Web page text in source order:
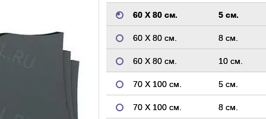
60 Х 80 см. 5 см.
60 Х 80 см. 8 см.
60 Х 80 см. 10 см.
70 Х 100 см. 5 см.
70 Х 100 см. 8 см.